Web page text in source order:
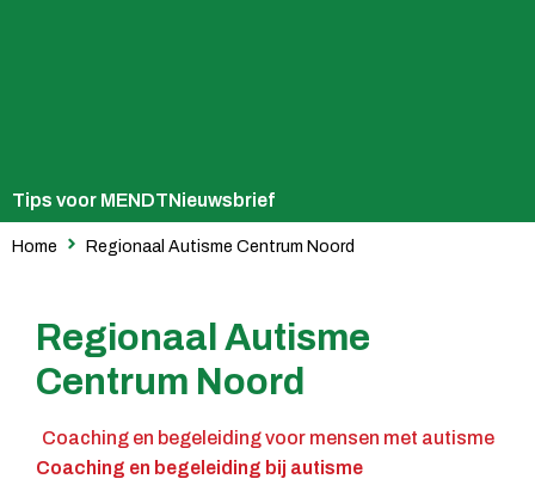
Tips voor MENDTNieuwsbrief
Home Regionaal Autisme Centrum Noord
Regionaal Autisme
Centrum Noord
Coaching en begeleiding voor mensen met autisme
Coaching en begeleiding bij autisme